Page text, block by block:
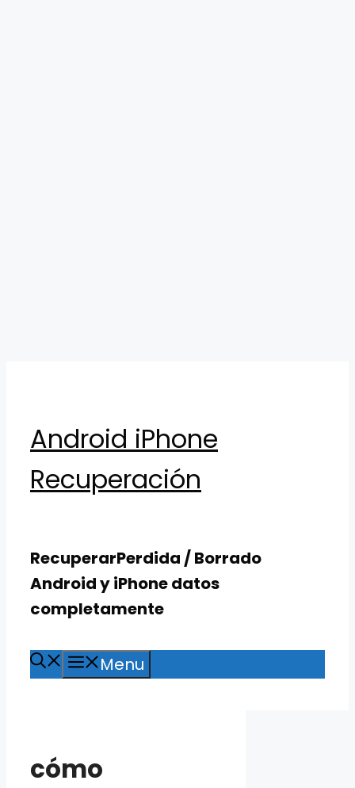
content
Android iPhone
Recuperación
RecuperarPerdida / Borrado
Android y iPhone datos
completamente
Menu
cómo